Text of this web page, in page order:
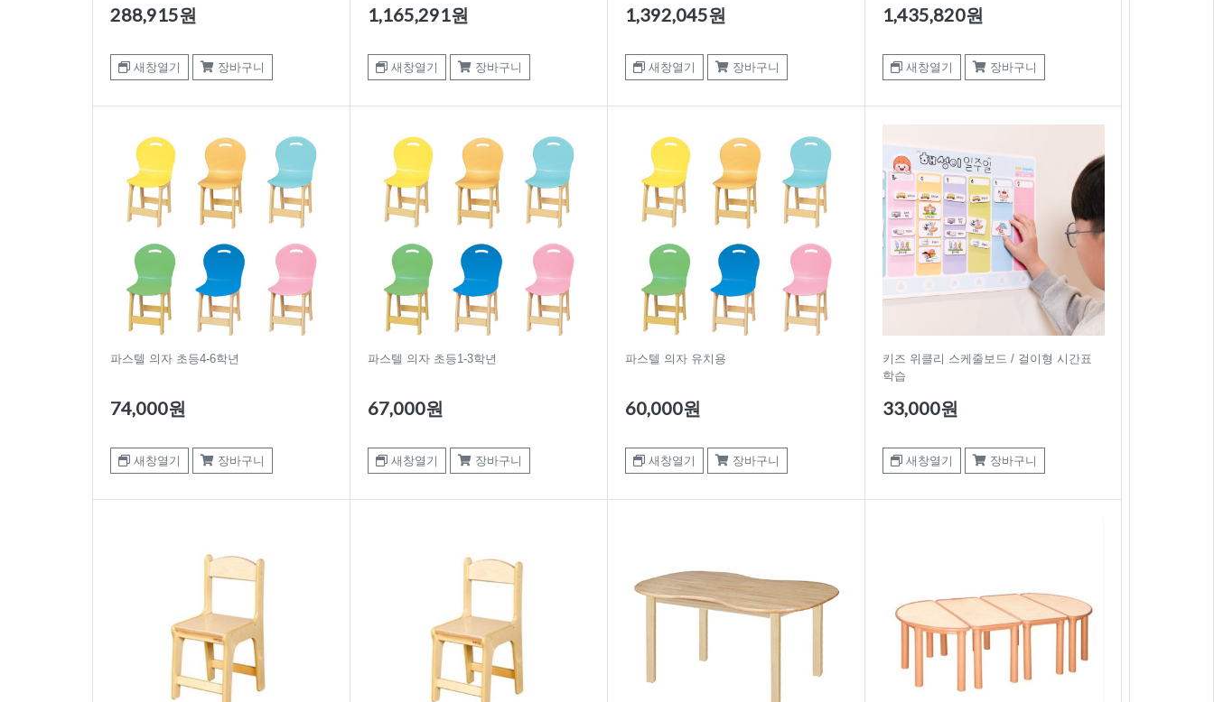
288,915원
새창열기 장바구니
1,165,291원
새창열기 장바구니
1,392,045원
새창열기 장바구니
1,435,820원
새창열기 장바구니
파스텔 의자 초등4-6학년
74,000원
새창열기 장바구니
파스텔 의자 초등1-3학년
67,000원
새창열기 장바구니
파스텔 의자 유치용
60,000원
새창열기 장바구니
키즈 위클리 스케줄보드 / 걸이형 시간표
학습
33,000원
새창열기 장바구니